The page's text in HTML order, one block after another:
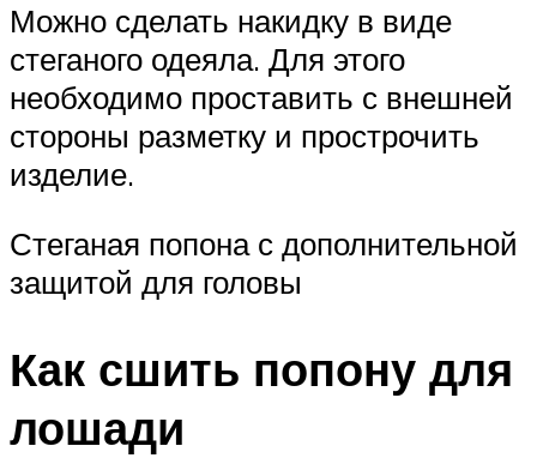
Можно сделать накидку в виде
стеганого одеяла. Для этого
необходимо проставить с внешней
стороны разметку и прострочить
изделие.
Стеганая попона с дополнительной
защитой для головы
Как сшить попону для
лошади